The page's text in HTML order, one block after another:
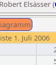
Elsässer (
1. Juli 2006